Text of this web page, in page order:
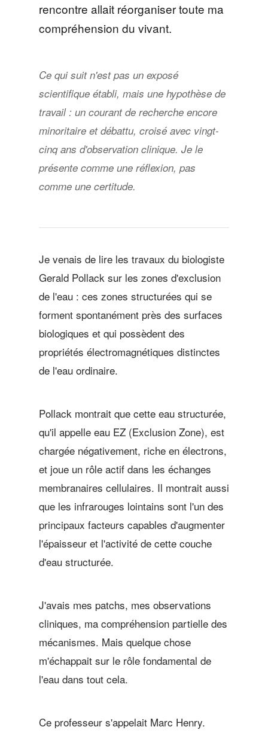
rencontre allait réorganiser toute ma
compréhension du vivant.
Ce qui suit n'est pas un exposé
scientifique établi, mais une hypothèse de
travail : un courant de recherche encore
minoritaire et débattu, croisé avec vingt-
cinq ans d'observation clinique. Je le
présente comme une réflexion, pas
comme une certitude.
Je venais de lire les travaux du biologiste
Gerald Pollack sur les zones d'exclusion
de l'eau : ces zones structurées qui se
forment spontanément près des surfaces
biologiques et qui possèdent des
propriétés électromagnétiques distinctes
de l'eau ordinaire.
Pollack montrait que cette eau structurée,
qu'il appelle eau EZ (Exclusion Zone), est
chargée négativement, riche en électrons,
et joue un rôle actif dans les échanges
membranaires cellulaires. Il montrait aussi
que les infrarouges lointains sont l'un des
principaux facteurs capables d'augmenter
l'épaisseur et l'activité de cette couche
d'eau structurée.
J'avais mes patchs, mes observations
cliniques, ma compréhension partielle des
mécanismes. Mais quelque chose
m'échappait sur le rôle fondamental de
l'eau dans tout cela.
Ce professeur s'appelait Marc Henry.